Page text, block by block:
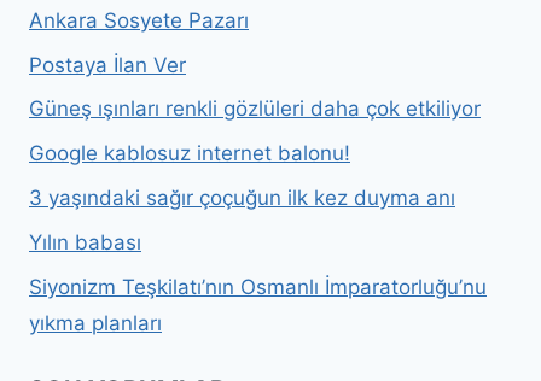
Ankara Sosyete Pazarı
Postaya İlan Ver
Güneş ışınları renkli gözlüleri daha çok etkiliyor
Google kablosuz internet balonu!
3 yaşındaki sağır çoçuğun ilk kez duyma anı
Yılın babası
Siyonizm Teşkilatı’nın Osmanlı İmparatorluğu’nu
yıkma planları